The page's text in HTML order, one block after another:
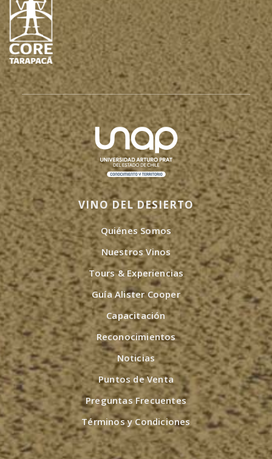
VINO DEL DESIERTO
Quiénes Somos
Nuestros Vinos
Tours & Experiencias
Guía Alister Cooper
Capacitación
Reconocimientos
Noticias
Puntos de Venta
Preguntas Frecuentes
Términos y Condiciones